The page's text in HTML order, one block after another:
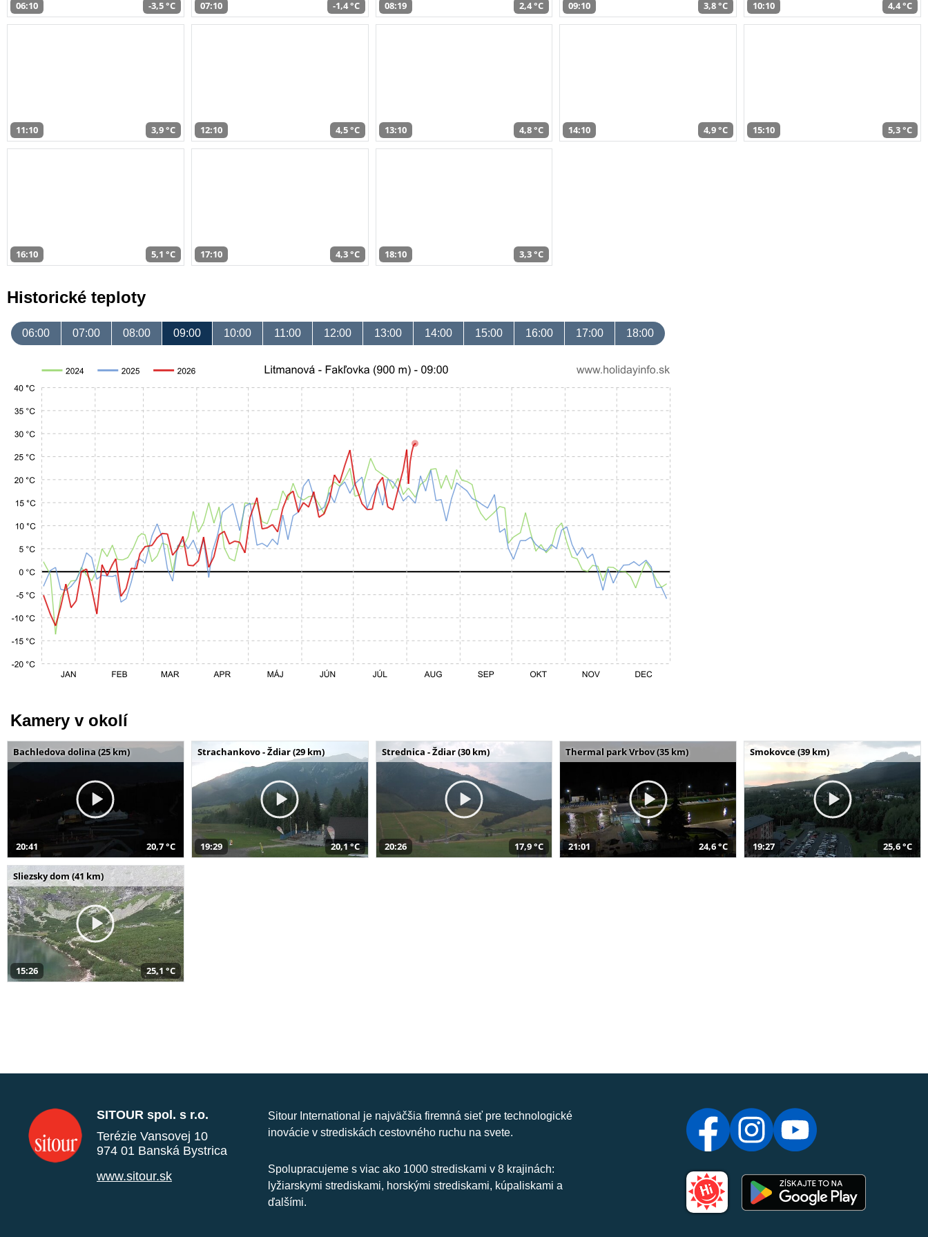
06:10 -3,5 °C 07:10 -1,4 °C 08:19 2,4 °C 09:10 3,8 °C 10:10 4,4 °C
11:10 3,9 °C 12:10 4,5 °C 13:10 4,8 °C 14:10 4,9 °C 15:10 5,3 °C
16:10 5,1 °C 17:10 4,3 °C 18:10 3,3 °C
Historické teploty
06:00 07:00 08:00 09:00 10:00 11:00 12:00 13:00 14:00 15:00 16:00 17:00 18:00
Kamery v okolí
Bachledova dolina (25 km)
20:41 20,7 °C
Strachankovo - Ždiar (29 km)
19:29 20,1 °C
Strednica - Ždiar (30 km)
20:26 17,9 °C
Thermal park Vrbov (35 km)
21:01 24,6 °C
Smokovce (39 km)
19:27 25,6 °C
Sliezsky dom (41 km)
15:26 25,1 °C
SITOUR spol. s r.o.
Terézie Vansovej 10
974 01 Banská Bystrica
www.sitour.sk
Sitour International je najväčšia firemná sieť pre technologické
inovácie v strediskách cestovného ruchu na svete.
Spolupracujeme s viac ako 1000 strediskami v 8 krajinách:
lyžiarskymi strediskami, horskými strediskami, kúpaliskami a
ďalšími.